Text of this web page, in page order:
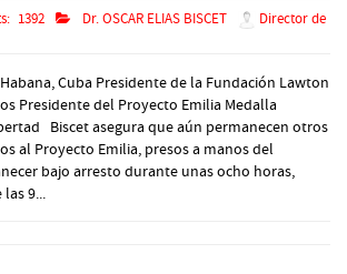
1392 Dr. OSCAR ELIAS BISCET
Director de
Cuba Presidente de la Fundación Lawton
Presidente del Proyecto Emilia Medalla
Biscet asegura que aún permanecen otros
al Proyecto Emilia, presos a manos del
bajo arresto durante unas ocho horas,
9...